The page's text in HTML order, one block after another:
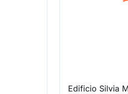
Edificio Silvia